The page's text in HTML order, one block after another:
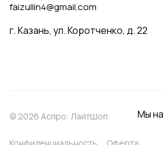
faizullin4@gmail.com
г. Казань, ул. Коротченко, д. 22
© 2026 Аспро: ЛайтШоп Мы